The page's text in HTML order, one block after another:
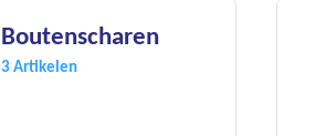
Boutenscharen
3 Artikelen